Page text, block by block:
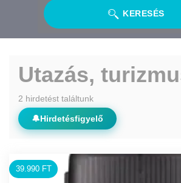
KERESÉS
Utazás,
2 hirdetést találtunk
🔔Hirdetésfigyelő
39.990 FT